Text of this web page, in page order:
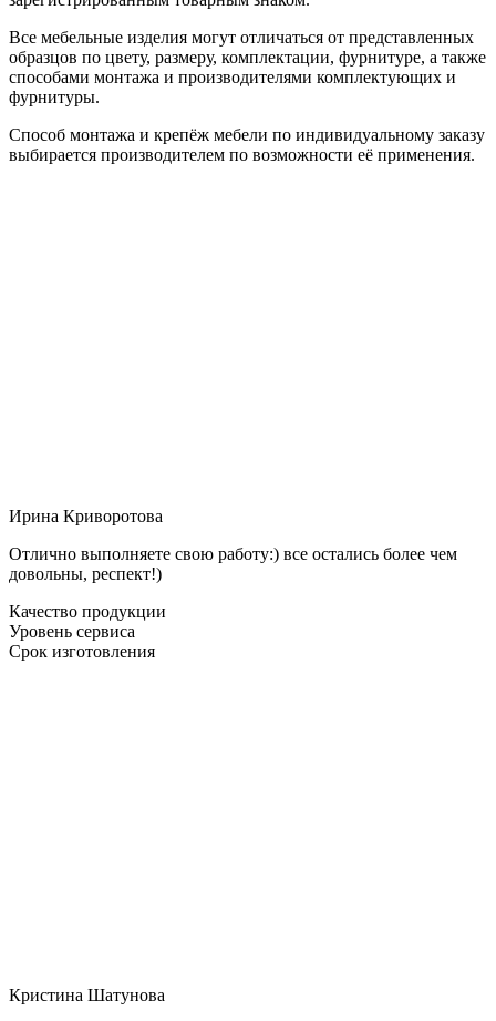
Все мебельные изделия могут отличаться от представленных
образцов по цвету, размеру, комплектации, фурнитуре, а также
способами монтажа и производителями комплектующих и
фурнитуры.
Способ монтажа и крепёж мебели по индивидуальному заказу
выбирается производителем по возможности её применения.
Ирина Криворотова
Отлично выполняете свою работу:) все остались более чем
довольны, респект!)
Качество продукции
Уровень сервиса
Срок изготовления
Кристина Шатунова